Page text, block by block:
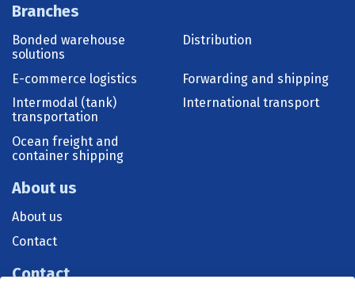
Branches
Bonded warehouse
solutions
Distribution
E-commerce logistics
Forwarding and shipping
Intermodal (tank)
transportation
International transport
Ocean freight and
container shipping
About us
About us
Contact
Contact